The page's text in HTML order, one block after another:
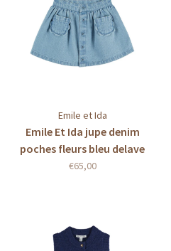
Emile et Ida
Emile Et Ida jupe denim
poches fleurs bleu delave
€65,00